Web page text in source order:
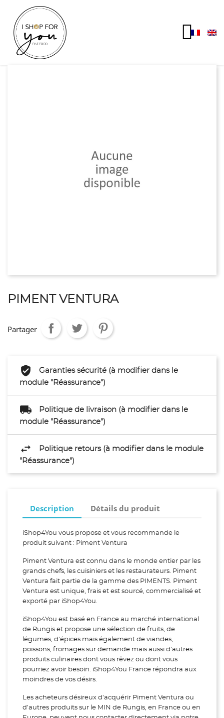
PIMENT VENTURA
Partager
Garanties sécurité (à modifier dans le
module "Réassurance")
Politique de livraison (à modifier dans le
module "Réassurance")
Politique retours (à modifier dans le module
"Réassurance")
Description Détails du produit
iShop4You vous propose et vous recommande le
produit suivant : Piment Ventura
Piment Ventura est connu dans le monde entier par les
grands chefs, les cuisiniers et les restaurateurs. Piment
Ventura fait partie de la gamme des PIMENTS. Piment
Ventura est unique, frais et est sourcé, commercialisé et
exporté par iShop4You.
iShop4You est basé en France au marché international
de Rungis et propose une sélection de fruits, de
légumes, d’épices mais également de viandes,
poissons, fromages sur demande mais aussi d’autres
produits culinaires dont vous rêvez ou dont vous
pourriez avoir besoin. iShop4You France répondra aux
moindres de vos désirs.
Les acheteurs désireux d'acquérir Piment Ventura ou
d’autres produits sur le MIN de Rungis, en France ou en